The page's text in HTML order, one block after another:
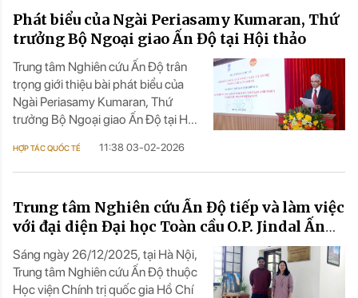
doanh và Quan hệ Đối tác của
Công ty TNHH Thanh toán Quốc tế
quan trọng, mở ra tầm nhìn mới về
hợp tác tài chính số giữa hai quốc
gia.
Phát biểu của Ngài Periasamy Kumaran, Thứ
trưởng Bộ Ngoại giao Ấn Độ tại Hội thảo
Trung tâm Nghiên cứu Ấn Độ trân
trọng giới thiệu bài phát biểu của
Ngài Periasamy Kumaran, Thứ
trưởng Bộ Ngoại giao Ấn Độ tại Hội
và Ấn Độ trong chuyển đổi số.
HỢP TÁC QUỐC TẾ 11:38 03-02-2026
Trung tâm Nghiên cứu Ấn Độ tiếp và làm việc
với đại diện Đại học Toàn cầu O.P. Jindal Ấn
Độ
Sáng ngày 26/12/2025, tại Hà Nội,
Trung tâm Nghiên cứu Ấn Độ thuộc
Học viện Chính trị quốc gia Hồ Chí